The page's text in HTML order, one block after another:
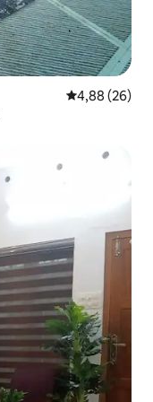
Évaluation
4,88 (26)